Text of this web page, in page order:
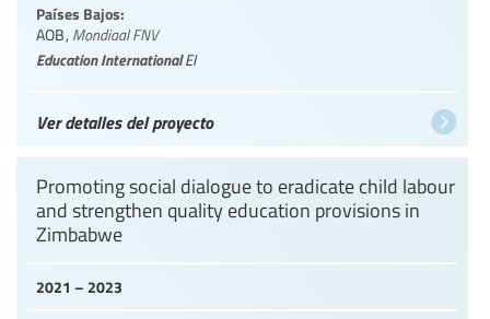
Países Bajos:
AOB, Mondiaal FNV
Education InternationalEI
Ver detalles del proyecto
2021 – 2023
Promoting social dialogue to eradicate child labour
and strengthen quality education provisions in
Zimbabwe